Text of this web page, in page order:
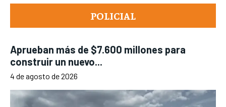
POLICIAL
Aprueban más de $7.600 millones para
construir un nuevo...
4 de agosto de 2026